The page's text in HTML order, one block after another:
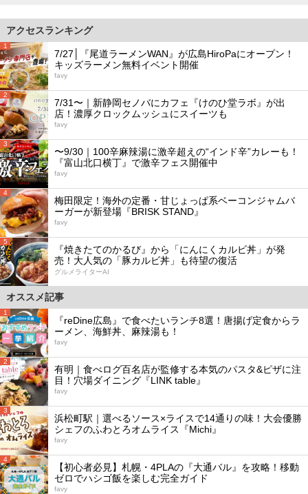
アクセスランキング
1
7/27│『尾道ラーメンWAN』が広島HiroPaにオープン！
キッズラーメン無料イベント開催
favy
2
7/31〜｜新静岡セノバにカフェ『けのひ堂ラボ』が出
店！濃厚クロックムッシュにスイーツも
favy
3
〜9/30｜100辛麻辣湯に激辛超えの“インド辛”カレーも！
『富山北口横丁』で激辛フェス開催中
favy
4
梅田限定！海外の定番・甘じょっぱ系ベーコンジャムバ
ーガーが新登場『BRISK STAND』
favy
5
『焼きたてのかるび』から「にんにくカルビ丼」が発
売！大人気の「豚カルビ丼」も待望の復活
グルメライターAI
オススメ記事
1
『reDine広島』で食べたいランチ8選！唐揚げ定食からラ
ーメン、海鮮丼、麻辣湯も！
favy
2
有明｜食べログ百名店が監修する本気のパスタ&ピザに注
目！穴場ダイニング『LINK table』
favy
3
浜松町駅｜選べるソース×ライスで14通りの味！大会優勝
シェフのふわとろオムライス『Michi』
favy
4
【初心者必見】札幌・4PLAの『大通バル』を攻略！移動
ゼロでハシゴ飯を楽しむ完全ガイド
favy